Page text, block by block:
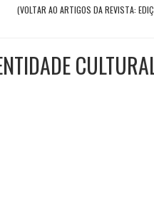
(VOLTAR AO ARTIGOS DA REVISTA: